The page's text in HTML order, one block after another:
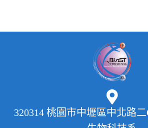
320314 桃園市中壢區中北路